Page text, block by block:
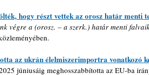
hogy részt vettek az orosz határ menti
végre a (orosz. – a szerk.) határ menti
az ukrán élelmiszerimportra vonatkozó
júniusáig meghosszabbította az EU-ba